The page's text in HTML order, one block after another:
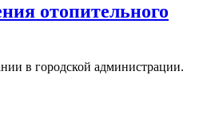
отопительного
в городской администрации.